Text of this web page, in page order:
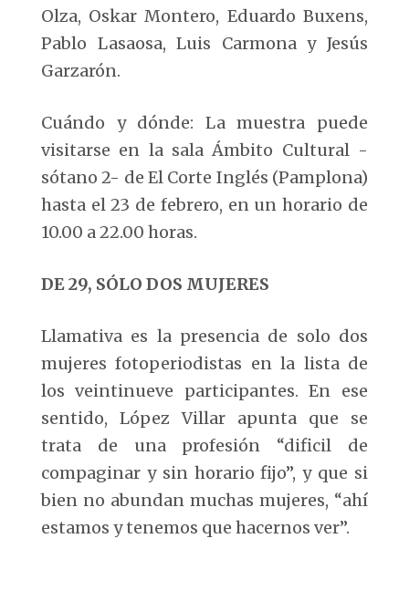
Olza, Oskar Montero, Eduardo Buxens,
Pablo Lasaosa, Luis Carmona y Jesús
Garzarón.
Cuándo y dónde: La muestra puede
visitarse en la sala Ámbito Cultural -
sótano 2- de El Corte Inglés (Pamplona)
hasta el 23 de febrero, en un horario de
10.00 a 22.00 horas.
DE 29, SÓLO DOS MUJERES
Llamativa es la presencia de solo dos
mujeres fotoperiodistas en la lista de
los veintinueve participantes. En ese
sentido, López Villar apunta que se
trata de una profesión “dificil de
compaginar y sin horario fijo”, y que si
bien no abundan muchas mujeres, “ahí
estamos y tenemos que hacernos ver”.